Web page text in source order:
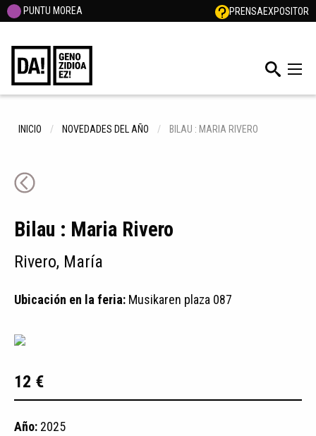
PUNTU MOREA PRENSAEXPOSITOR
INICIO NOVEDADES DEL AÑO BILAU : MARIA RIVERO
Bilau : Maria Rivero
Rivero, María
Ubicación en la feria: Musikaren plaza 087
12 €
Año: 2025